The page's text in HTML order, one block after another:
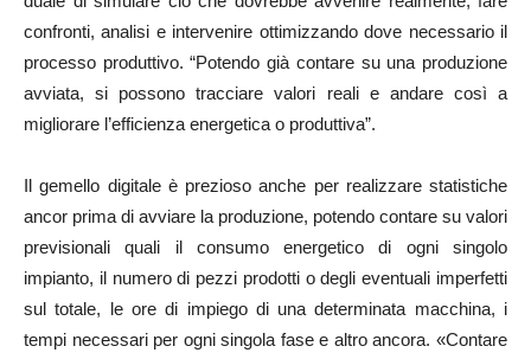
confronti, analisi e intervenire ottimizzando dove necessario il
processo produttivo. “Potendo già contare su una produzione
avviata, si possono tracciare valori reali e andare così a
migliorare l’efficienza energetica o produttiva”.
Il gemello digitale è prezioso anche per realizzare statistiche
ancor prima di avviare la produzione, potendo contare su valori
previsionali quali il consumo energetico di ogni singolo
impianto, il numero di pezzi prodotti o degli eventuali imperfetti
sul totale, le ore di impiego di una determinata macchina, i
tempi necessari per ogni singola fase e altro ancora. «Contare